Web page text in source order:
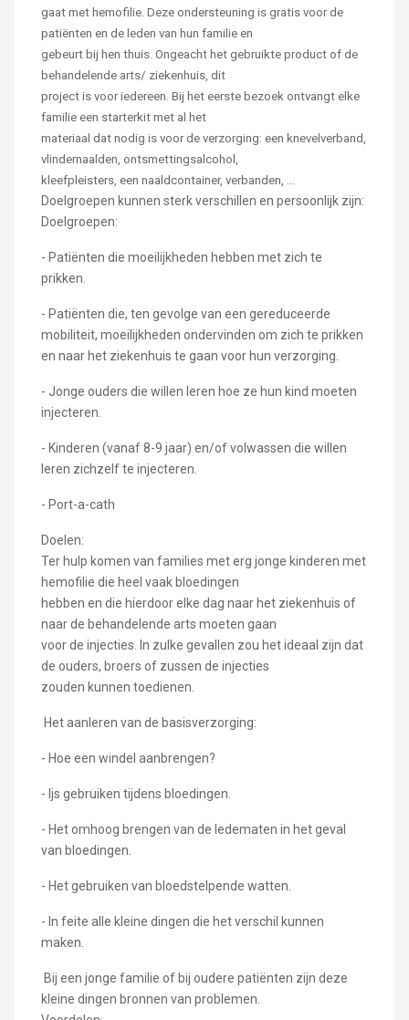
gaat met hemofilie. Deze ondersteuning is gratis voor de
patiënten en de leden van hun familie en
gebeurt bij hen thuis. Ongeacht het gebruikte product of de
behandelende arts/ ziekenhuis, dit
project is voor iedereen. Bij het eerste bezoek ontvangt elke
familie een starterkit met al het
materiaal dat nodig is voor de verzorging: een knevelverband,
vlindernaalden, ontsmettingsalcohol,
kleefpleisters, een naaldcontainer, verbanden, ...
Doelgroepen kunnen sterk verschillen en persoonlijk zijn:
Doelgroepen:
- Patiënten die moeilijkheden hebben met zich te
prikken.
- Patiënten die, ten gevolge van een gereduceerde
mobiliteit, moeilijkheden ondervinden om zich te prikken
en naar het ziekenhuis te gaan voor hun verzorging.
- Jonge ouders die willen leren hoe ze hun kind moeten
injecteren.
- Kinderen (vanaf 8-9 jaar) en/of volwassen die willen
leren zichzelf te injecteren.
- Port-a-cath
Doelen:
Ter hulp komen van families met erg jonge kinderen met
hemofilie die heel vaak bloedingen
hebben en die hierdoor elke dag naar het ziekenhuis of
naar de behandelende arts moeten gaan
voor de injecties. In zulke gevallen zou het ideaal zijn dat
de ouders, broers of zussen de injecties
zouden kunnen toedienen.
Het aanleren van de basisverzorging:
- Hoe een windel aanbrengen?
- Ijs gebruiken tijdens bloedingen.
- Het omhoog brengen van de ledematen in het geval
van bloedingen.
- Het gebruiken van bloedstelpende watten.
- In feite alle kleine dingen die het verschil kunnen
maken.
Bij een jonge familie of bij oudere patiënten zijn deze
kleine dingen bronnen van problemen.